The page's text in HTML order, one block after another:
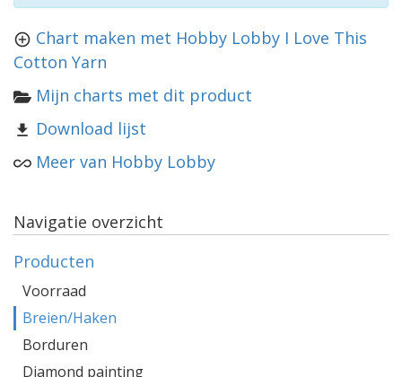
Chart maken met Hobby Lobby I Love This
Cotton Yarn
Mijn charts met dit product
Download lijst
Meer van Hobby Lobby
Navigatie overzicht
Producten
Voorraad
Breien/Haken
Borduren
Diamond painting